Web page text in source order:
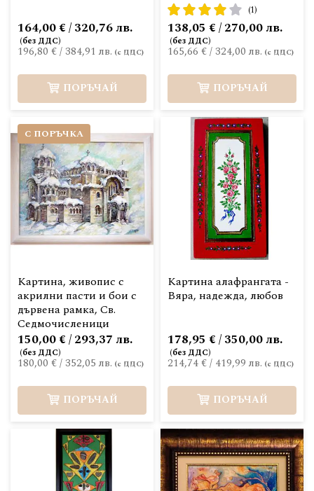
196,80 €/ 384,91 лв.
164,00 € / 320,76 лв.
ПОРЪЧАЙ
рейтинг:
80%
(1)
165,66 €/ 324,00 лв.
138,05 € / 270,00 лв.
ПОРЪЧАЙ
С ПОРЪЧКА
Картина, живопис с
акрилни пасти и бои с
дървена рамка, Св.
Седмочисленици
180,00 €/ 352,05 лв.
150,00 € / 293,37 лв.
ПОРЪЧАЙ
Картина алафрангата -
Вяра, надежда, любов
214,74 €/ 419,99 лв.
178,95 € / 350,00 лв.
ПОРЪЧАЙ